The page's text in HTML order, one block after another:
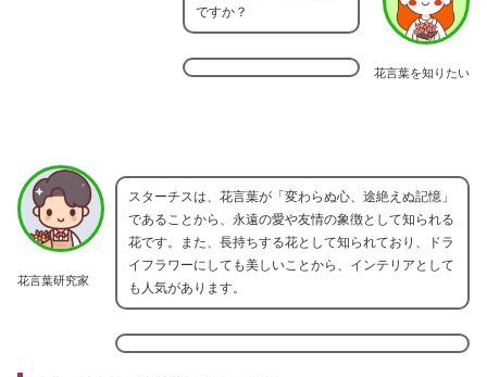
花言葉を知りたい
ですか？
花言葉研究家
スターチスは、花言葉が「変わらぬ心、途絶えぬ記憶」
であることから、永遠の愛や友情の象徴として知られる
花です。また、長持ちする花として知られており、ドラ
イフラワーにしても美しいことから、インテリアとして
も人気があります。